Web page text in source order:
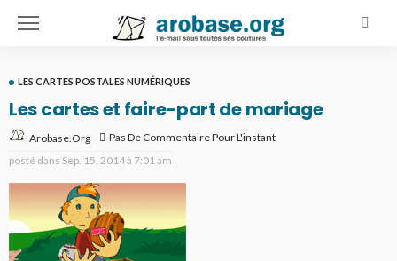
LES CARTES POSTALES NUMÉRIQUES
Les cartes et faire-part de mariage
Arobase.org
Pas De Commentaire Pour L'instant
posté dans Sep. 15, 2014 à 7:01 am